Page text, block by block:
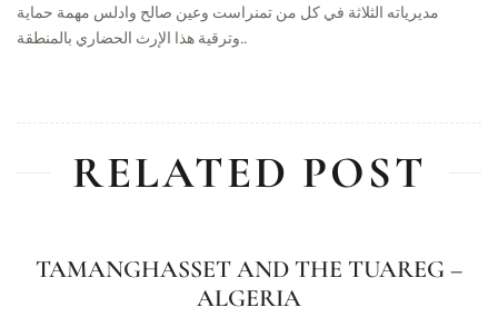
مديرياته الثلاثة في كل من تمنراست وعين صالح وادلس مهمة حماية
وترقية هذا الإرث الحضاري بالمنطقة..
RELATED POST
TAMANGHASSET AND THE TUAREG –
ALGERIA